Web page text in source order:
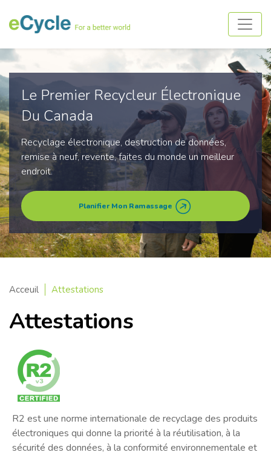
Le Premier Recycleur Électronique
Du Canada
Recyclage électronique, destruction de données,
remise à neuf, revente, faites du monde un meilleur
endroit.
Planifier Mon Ramassage
Acceuil Attestations
Attestations
R2 est une norme internationale de recyclage des produits
électroniques qui donne la priorité à la réutilisation, à la
sécurité des données, à la conformité environnementale et